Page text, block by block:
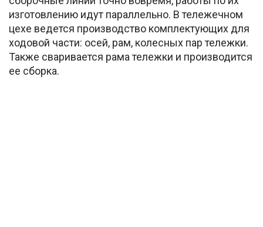
изготовлению идут параллельно. В тележечном
цехе ведется производство комплектующих для
ходовой части: осей, рам, колесных пар тележки.
Также сваривается рама тележки и производится
ее сборка.